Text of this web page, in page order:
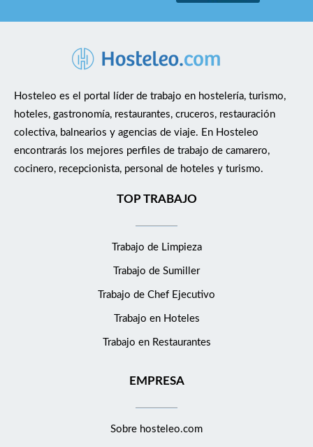
Hosteleo es el portal líder de trabajo en hostelería, turismo,
hoteles, gastronomía, restaurantes, cruceros, restauración
colectiva, balnearios y agencias de viaje. En Hosteleo
encontrarás los mejores perfiles de trabajo de camarero,
cocinero, recepcionista, personal de hoteles y turismo.
TOP TRABAJO
Trabajo de Limpieza
Trabajo de Sumiller
Trabajo de Chef Ejecutivo
Trabajo en Hoteles
Trabajo en Restaurantes
EMPRESA
Sobre hosteleo.com